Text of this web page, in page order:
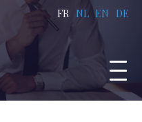
FR NL EN DE